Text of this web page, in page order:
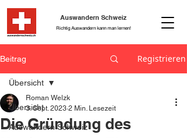
Richtig Auswandern kann man lernen!
Auswandern Schweiz
Beitrag Registrieren
Übersicht
Auswandern Schweiz
Übersicht
Die Gründung des
Roman Welzk
3. Sept. 2023 2 Min. Lesezeit